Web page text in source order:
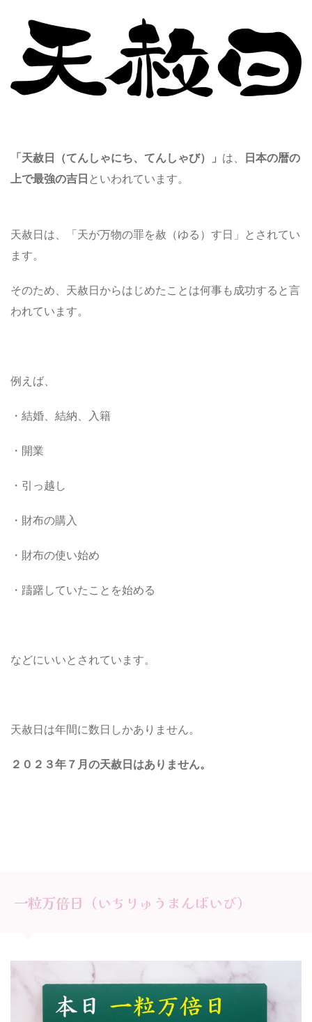
「天赦日 （てんしゃにち、てんしゃび） 」 は、
日本の暦の
上で最強の吉日 といわれています。
天赦日は、「天が万物の罪を赦（ゆる）す日」とされてい
ます。
そのため、天赦日からはじめたことは何事も成功すると言
われています。
例えば、
・結婚、結納、入籍
・開業
・引っ越し
・財布の購入
・財布の使い始め
・躊躇していたことを始める
などにいいとされています。
天赦日は年間に数日しかありません。
２０２３年７月 の天赦日 はありません。
一粒万倍日（いちりゅうまんばいび）